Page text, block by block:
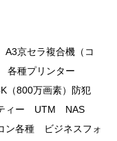
機（コ
各種プリンター
（800万画素）防犯
ティー UTM NAS
ン各種 ビジネスフォ